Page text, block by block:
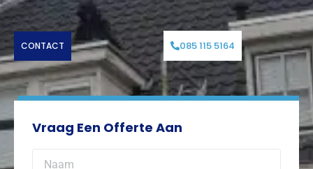
CONTACT 085 115 5164
Vraag Een Offerte Aan